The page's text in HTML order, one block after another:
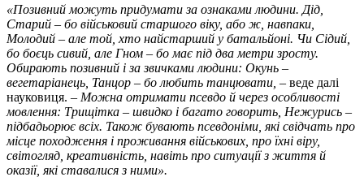
«Позивний можуть придумати за ознаками людини. Дід,
Старий – бо військовий старшого віку, або ж, навпаки,
Молодий – але той, хто найстарший у батальйоні. Чи Сідий,
бо боєць сивий, але Гном – бо має під два метри зросту.
Обирають позивний і за звичками людини: Окунь –
вегетаріанець, Танцор – бо любить танцювати, – веде далі
науковиця. – Можна отримати псевдо й через особливості
мовлення: Трищітка – швидко і багато говорить, Нежурись –
підбадьорює всіх. Також бувають псевдоніми, які свідчать про
місце походження і проживання військових, про їхні віру,
світогляд, креативність, навіть про ситуації з життя й
оказії, які ставалися з ними».